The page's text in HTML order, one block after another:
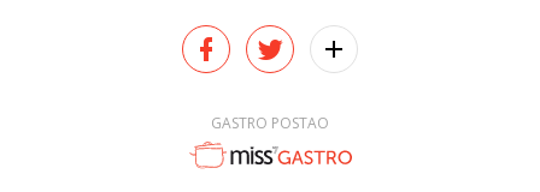
GASTRO POSTAO